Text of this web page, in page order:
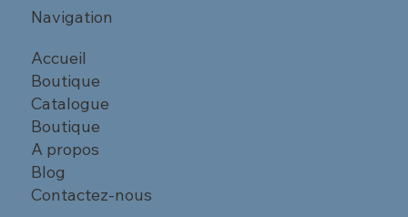
Navigation
Accueil
Boutique
Catalogue
Boutique
A propos
Blog
Contactez-nous